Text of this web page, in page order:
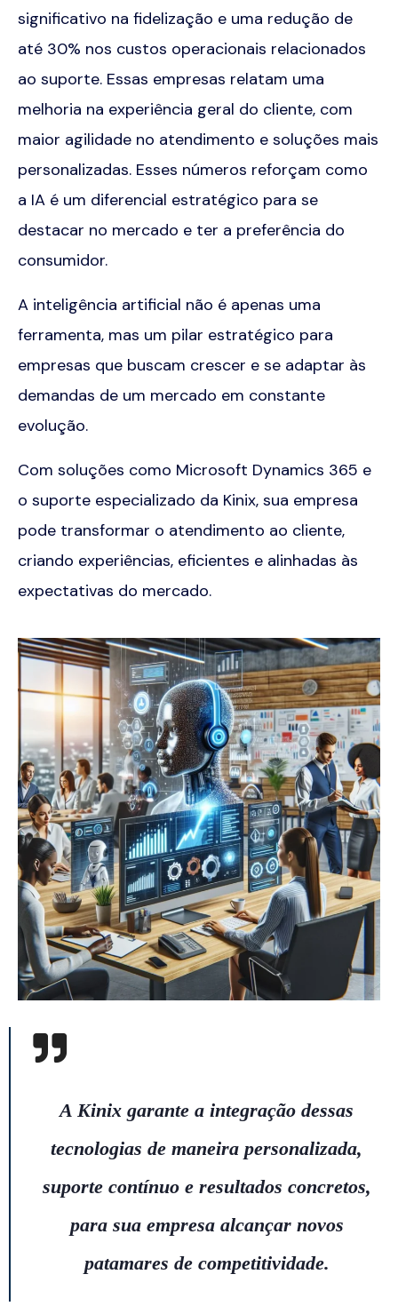
significativo na fidelização e uma redução de
até 30% nos custos operacionais relacionados
ao suporte. Essas empresas relatam uma
melhoria na experiência geral do cliente, com
maior agilidade no atendimento e soluções mais
personalizadas. Esses números reforçam como
a IA é um diferencial estratégico para se
destacar no mercado e ter a preferência do
consumidor.
A inteligência artificial não é apenas uma
ferramenta, mas um pilar estratégico para
empresas que buscam crescer e se adaptar às
demandas de um mercado em constante
evolução.
Com soluções como Microsoft Dynamics 365 e
o suporte especializado da Kinix, sua empresa
pode transformar o atendimento ao cliente,
criando experiências, eficientes e alinhadas às
expectativas do mercado.
A Kinix garante a integração dessas
tecnologias de maneira personalizada,
suporte contínuo e resultados concretos,
para sua empresa alcançar novos
patamares de competitividade.